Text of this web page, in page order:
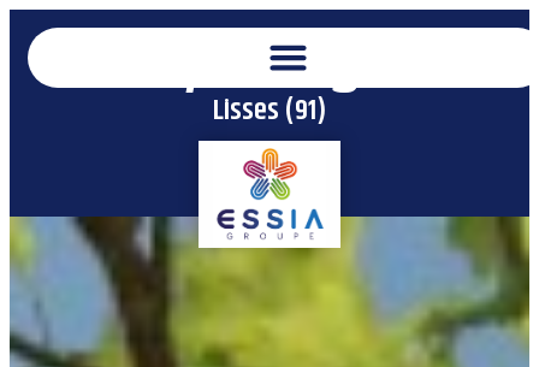
Lys Village
Lisses (91)